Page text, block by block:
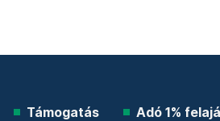
Támogatás Adó 1%